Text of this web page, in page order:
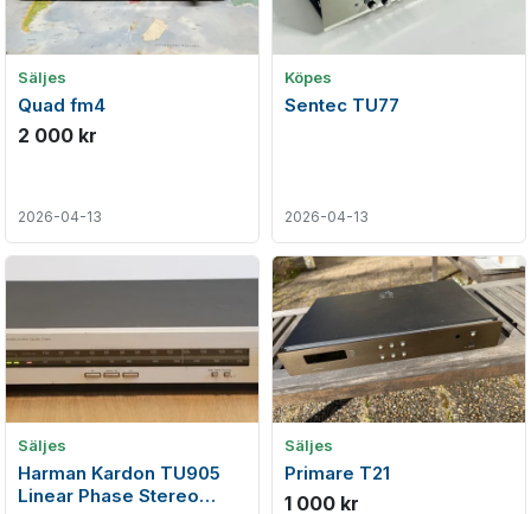
Säljes
Quad fm4
2 000 kr
2026-04-13
Köpes
Sentec TU77
2026-04-13
Säljes
Harman Kardon TU905
Linear Phase Stereo
Säljes
Primare T21
1 000 kr